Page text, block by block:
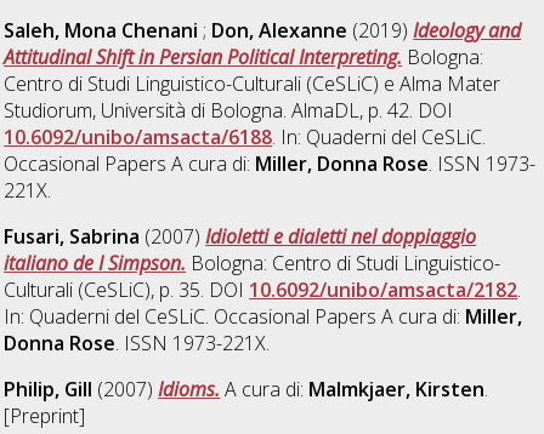
Saleh, Mona Chenani ; Don, Alexanne (2019)Ideology and
Attitudinal Shift in Persian Political Interpreting. Bologna:
Centro di Studi Linguistico-Culturali (CeSLiC) e Alma Mater
Studiorum, Università di Bologna. AlmaDL, p. 42. DOI
10.6092/unibo/amsacta/6188. In: Quaderni del CeSLiC.
Occasional Papers A cura di: Miller, Donna Rose. ISSN 1973-
221X.
Fusari, Sabrina (2007)Idioletti e dialetti nel doppiaggio
italiano de I Simpson. Bologna: Centro di Studi Linguistico-
Culturali (CeSLiC), p. 35. DOI 10.6092/unibo/amsacta/2182.
In: Quaderni del CeSLiC. Occasional Papers A cura di: Miller,
Donna Rose. ISSN 1973-221X.
Philip, Gill (2007)Idioms. A cura di: Malmkjaer, Kirsten.
[Preprint]